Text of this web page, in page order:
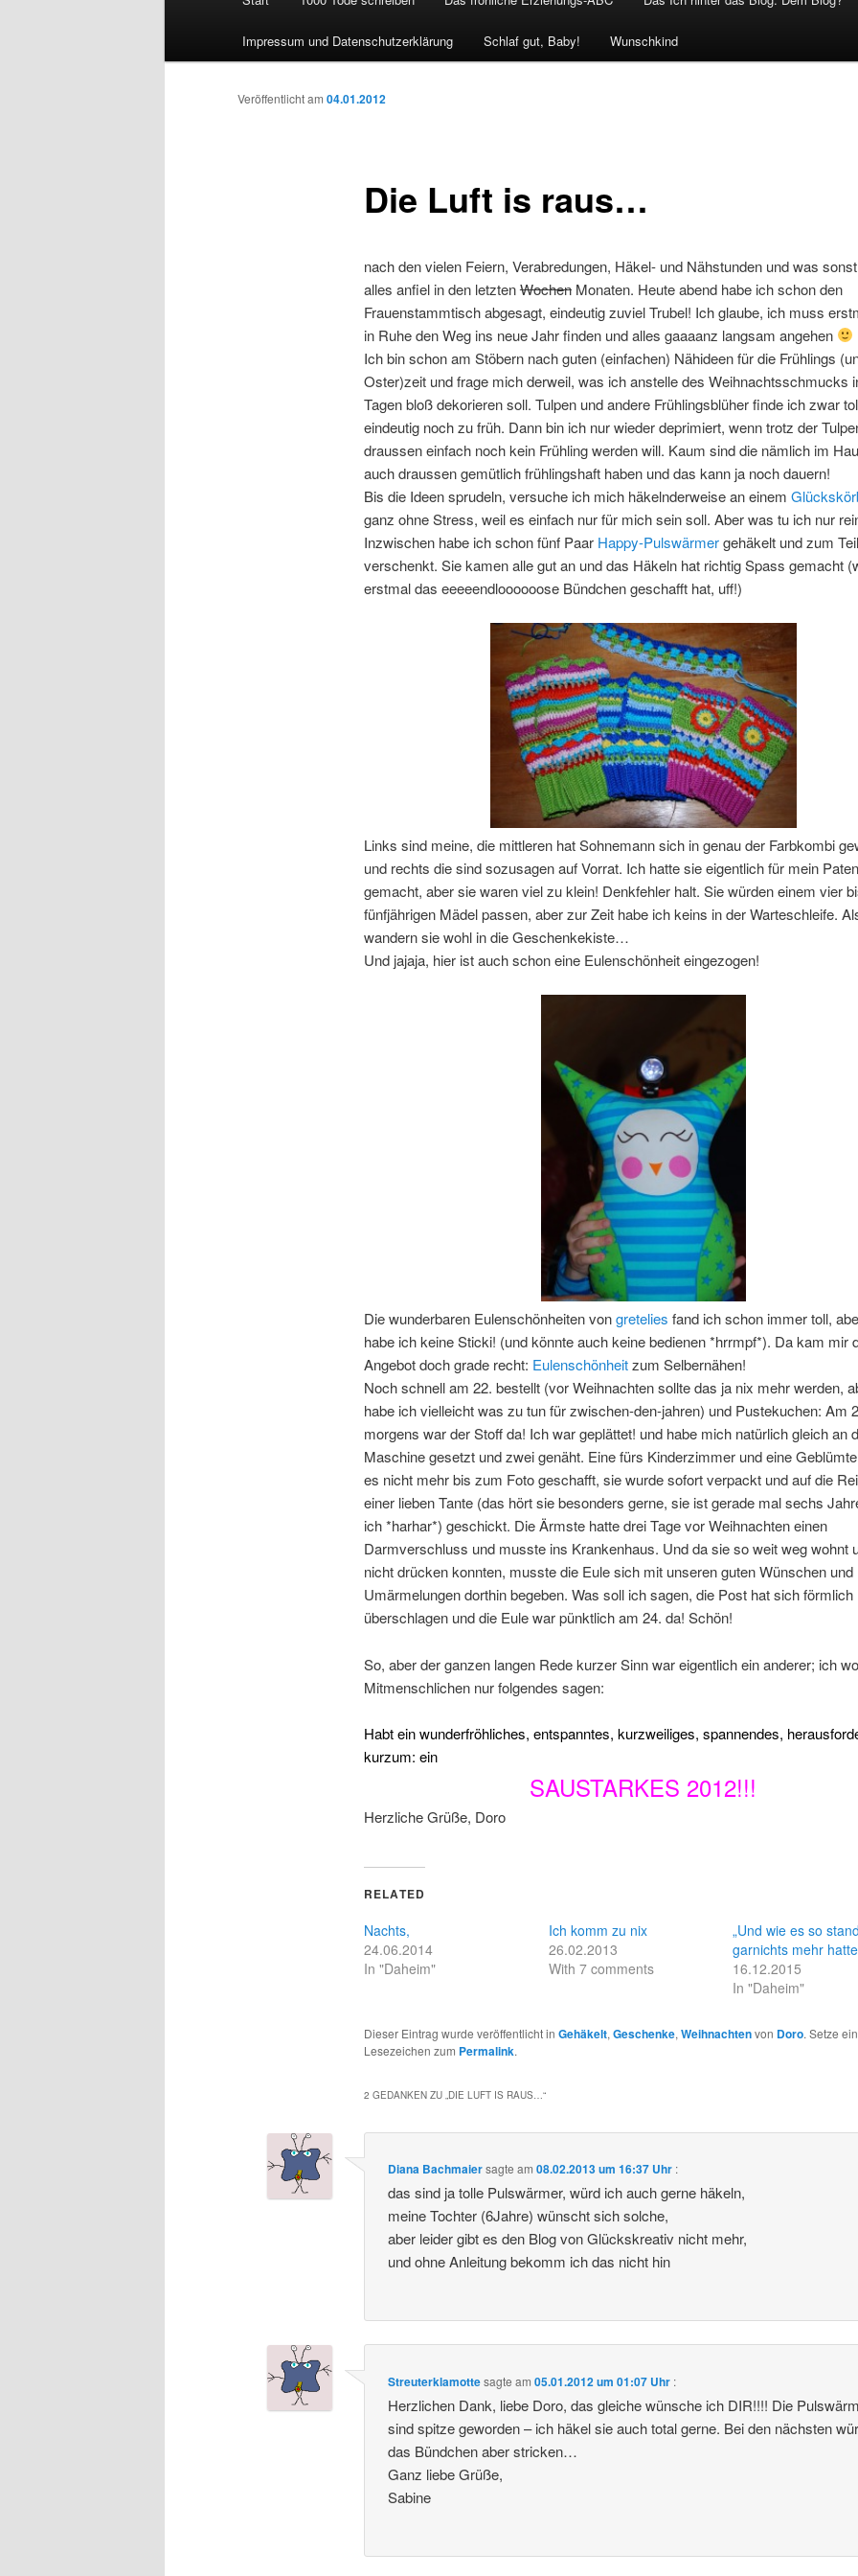
Impressum und Datenschutzerklärung Schlaf gut, Baby! Wunschkind
Die Luft is raus…
Veröffentlicht am 04.01.2012
nach den vielen Feiern, Verabredungen, Häkel- und Nähstunden und was
alles anfiel in den letztenWochenMonaten. Heute abend habe ich schon den
Frauenstammtisch abgesagt, eindeutig zuviel Trubel! Ich glaube, ich muss
in Ruhe den Weg ins neue Jahr finden und alles gaaaanz langsam angehen
Ich bin schon am Stöbern nach guten (einfachen) Nähideen für die Frühlings
Oster)zeit und frage mich derweil, was ich anstelle des Weihnachtsschmucks
Tagen bloß dekorieren soll. Tulpen und andere Frühlingsblüher finde ich zwar
eindeutig noch zu früh. Dann bin ich nur wieder deprimiert, wenn trotz der
draussen einfach noch kein Frühling werden will. Kaum sind die nämlich im
auch draussen gemütlich frühlingshaft haben und das kann ja noch dauern!
Bis die Ideen sprudeln, versuche ich mich häkelnderweise an einem
ganz ohne Stress, weil es einfach nur für mich sein soll. Aber was tu ich nur
Inzwischen habe ich schon fünf Paar Happy-Pulswärmergehäkelt und zum Teil
verschenkt. Sie kamen alle gut an und das Häkeln hat richtig Spass gemacht
erstmal das eeeeendloooooose Bündchen geschafft hat, uff!)
Links sind meine, die mittleren hat Sohnemann sich in genau der Farbkombi
und rechts die sind sozusagen auf Vorrat. Ich hatte sie eigentlich für mein
gemacht, aber sie waren viel zu klein! Denkfehler halt. Sie würden einem vier
fünfjährigen Mädel passen, aber zur Zeit habe ich keins in der Warteschleife.
wandern sie wohl in die Geschenkekiste…
Und jajaja, hier ist auch schon eine Eulenschönheit eingezogen!
Die wunderbaren Eulenschönheiten vongretelies fand ich schon immer toll,
habe ich keine Sticki! (und könnte auch keine bedienen *hrrmpf*). Da kam mir
Angebot doch grade recht: Eulenschönheitzum Selbernähen!
Noch schnell am 22. bestellt (vor Weihnachten sollte das ja nix mehr werden,
habe ich vielleicht was zu tun für zwischen-den-jahren) und Pustekuchen: Am
morgens war der Stoff da! Ich war geplättet! und habe mich natürlich gleich an
Maschine gesetzt und zwei genäht. Eine fürs Kinderzimmer und eine
es nicht mehr bis zum Foto geschafft, sie wurde sofort verpackt und auf die
einer lieben Tante (das hört sie besonders gerne, sie ist gerade mal sechs
ich *harhar*) geschickt. Die Ärmste hatte drei Tage vor Weihnachten einen
Darmverschluss und musste ins Krankenhaus. Und da sie so weit weg wohnt
nicht drücken konnten, musste die Eule sich mit unseren guten Wünschen und
Umärmelungen dorthin begeben. Was soll ich sagen, die Post hat sich förmlich
überschlagen und die Eule war pünktlich am 24. da! Schön!
So, aber der ganzen langen Rede kurzer Sinn war eigentlich ein anderer; ich
Mitmenschlichen nur folgendes sagen:
Habt ein wunderfröhliches, entspanntes, kurzweiliges, spannendes,
kurzum: ein
SAUSTARKES 2012!!!
Herzliche Grüße, Doro
RELATED
Nachts,
24.06.2014
In "Daheim"
Ich komm zu nix
26.02.2013
With 7 comments
„Und wie es so
garnichts mehr
16.12.2015
In "Daheim"
Dieser Eintrag wurde veröffentlicht in Gehäkelt, Geschenke, Weihnachtenvon Doro. Setze ein
Lesezeichen zum Permalink.
2 GEDANKEN ZU „DIE LUFT IS RAUS…“
Diana Bachmaiersagte am08.02.2013 um 16:37 Uhr :
das sind ja tolle Pulswärmer, würd ich auch gerne häkeln,
meine Tochter (6Jahre) wünscht sich solche,
aber leider gibt es den Blog von Glückskreativ nicht mehr,
und ohne Anleitung bekomm ich das nicht hin
Streuterklamottesagte am05.01.2012 um 01:07 Uhr :
Herzlichen Dank, liebe Doro, das gleiche wünsche ich DIR!!!! Die
sind spitze geworden – ich häkel sie auch total gerne. Bei den nächsten
das Bündchen aber stricken…
Ganz liebe Grüße,
Sabine